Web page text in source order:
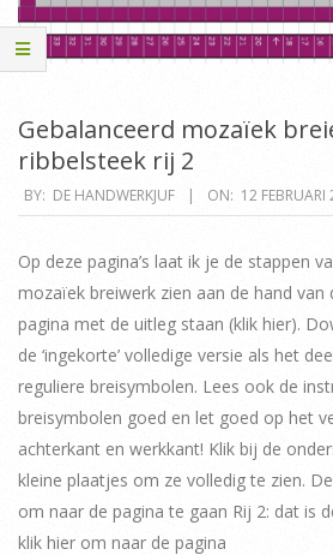
Gebalanceerd mozaïek
ribbelsteek rij 2
2019-
02-
12
BY: DE HANDWERKJUF ON: 12 FEBRUARI
Op deze pagina’s laat ik je de stappen
mozaïek breiwerk zien aan de hand van
pagina met de uitleg staan (klik hier).
de ‘ingekorte’ volledige versie als het
reguliere breisymbolen. Lees ook de
breisymbolen goed en let goed op het
achterkant en werkkant! Klik bij de
kleine plaatjes om ze volledig te zien.
om naar de pagina te gaan Rij 2: dat is
klik hier om naar de pagina